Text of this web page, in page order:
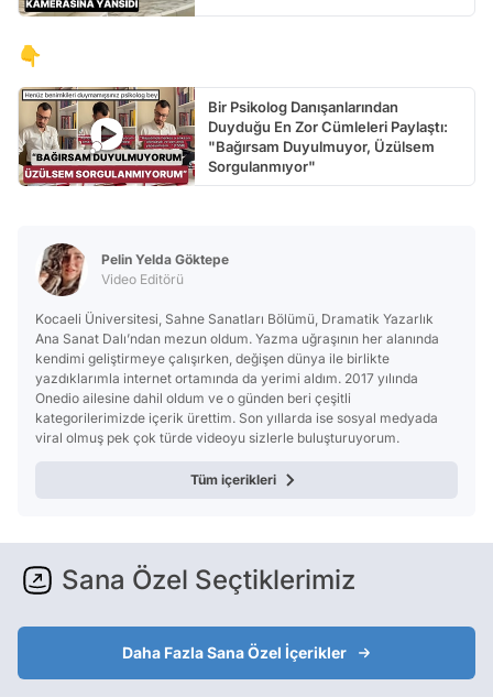
👇
Bir Psikolog Danışanlarından
Duyduğu En Zor Cümleleri Paylaştı:
"Bağırsam Duyulmuyor, Üzülsem
Sorgulanmıyor"
Pelin Yelda Göktepe
Video Editörü
Kocaeli Üniversitesi, Sahne Sanatları Bölümü, Dramatik Yazarlık
Ana Sanat Dalı’ndan mezun oldum. Yazma uğraşının her alanında
kendimi geliştirmeye çalışırken, değişen dünya ile birlikte
yazdıklarımla internet ortamında da yerimi aldım. 2017 yılında
Onedio ailesine dahil oldum ve o günden beri çeşitli
kategorilerimizde içerik ürettim. Son yıllarda ise sosyal medyada
viral olmuş pek çok türde videoyu sizlerle buluşturuyorum.
Tüm içerikleri
Sana Özel Seçtiklerimiz
Daha Fazla Sana Özel İçerikler